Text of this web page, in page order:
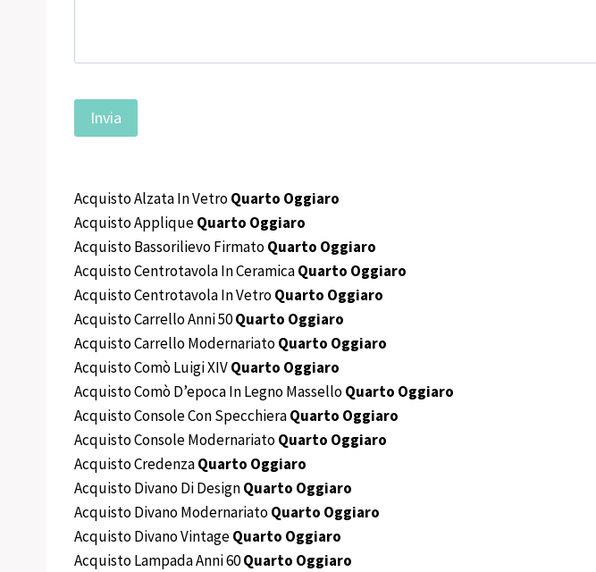
Acquisto Alzata In VetroQuarto Oggiaro
Acquisto AppliqueQuarto Oggiaro
Acquisto Bassorilievo FirmatoQuarto Oggiaro
Acquisto Centrotavola In CeramicaQuarto Oggiaro
Acquisto Centrotavola In VetroQuarto Oggiaro
Acquisto Carrello Anni 50Quarto Oggiaro
Acquisto Carrello ModernariatoQuarto Oggiaro
Acquisto Comò Luigi XIVQuarto Oggiaro
Acquisto Comò D’epoca In Legno MasselloQuarto Oggiaro
Acquisto Console Con SpecchieraQuarto Oggiaro
Acquisto Console ModernariatoQuarto Oggiaro
Acquisto CredenzaQuarto Oggiaro
Acquisto Divano Di DesignQuarto Oggiaro
Acquisto Divano ModernariatoQuarto Oggiaro
Acquisto Divano VintageQuarto Oggiaro
Acquisto Lampada Anni 60Quarto Oggiaro